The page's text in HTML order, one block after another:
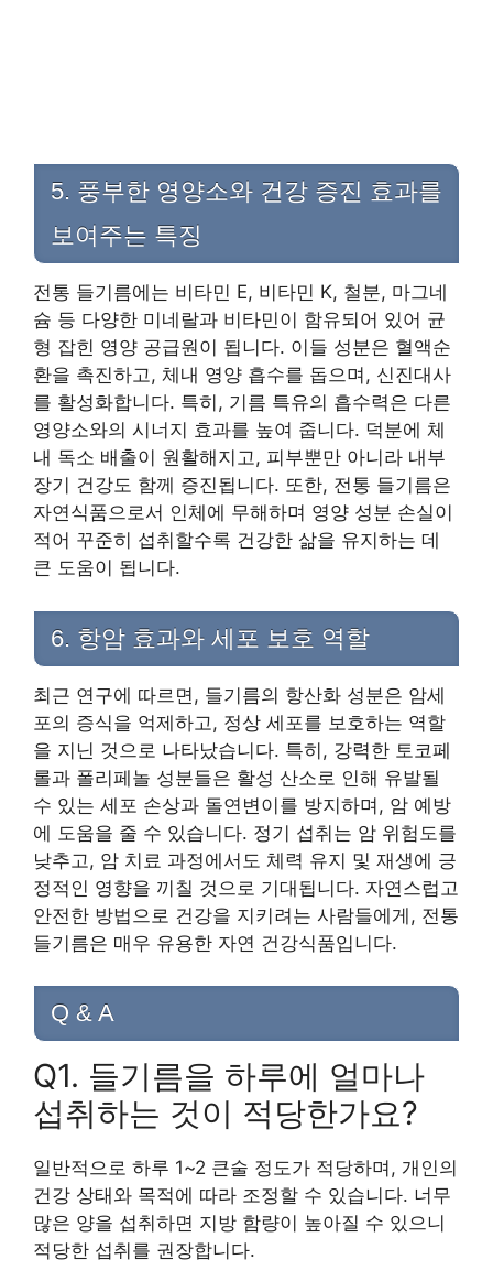
5. 풍부한 영양소와 건강 증진 효과를
보여주는 특징
전통 들기름에는 비타민 E, 비타민 K, 철분, 마그네
슘 등 다양한 미네랄과 비타민이 함유되어 있어 균
형 잡힌 영양 공급원이 됩니다. 이들 성분은 혈액순
환을 촉진하고, 체내 영양 흡수를 돕으며, 신진대사
를 활성화합니다. 특히, 기름 특유의 흡수력은 다른
영양소와의 시너지 효과를 높여 줍니다. 덕분에 체
내 독소 배출이 원활해지고, 피부뿐만 아니라 내부
장기 건강도 함께 증진됩니다. 또한, 전통 들기름은
자연식품으로서 인체에 무해하며 영양 성분 손실이
적어 꾸준히 섭취할수록 건강한 삶을 유지하는 데
큰 도움이 됩니다.
6. 항암 효과와 세포 보호 역할
최근 연구에 따르면, 들기름의 항산화 성분은 암세
포의 증식을 억제하고, 정상 세포를 보호하는 역할
을 지닌 것으로 나타났습니다. 특히, 강력한 토코페
롤과 폴리페놀 성분들은 활성 산소로 인해 유발될
수 있는 세포 손상과 돌연변이를 방지하며, 암 예방
에 도움을 줄 수 있습니다. 정기 섭취는 암 위험도를
낮추고, 암 치료 과정에서도 체력 유지 및 재생에 긍
정적인 영향을 끼칠 것으로 기대됩니다. 자연스럽고
안전한 방법으로 건강을 지키려는 사람들에게, 전통
들기름은 매우 유용한 자연 건강식품입니다.
Q & A
Q1. 들기름을 하루에 얼마나
섭취하는 것이 적당한가요?
일반적으로 하루 1~2 큰술 정도가 적당하며, 개인의
건강 상태와 목적에 따라 조정할 수 있습니다. 너무
많은 양을 섭취하면 지방 함량이 높아질 수 있으니
적당한 섭취를 권장합니다.